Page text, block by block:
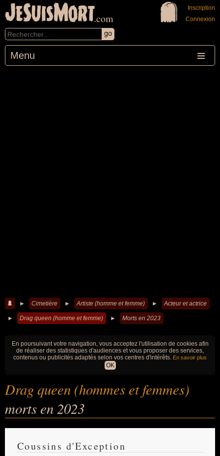
JeSuisMort.com
Menu
Inscription
Connexion
► Cimetière ► Artiste (homme et femme) ► Acteur et actrice
► Drag queen (homme et femme) ► Morts en 2023
En poursuivant votre navigation, vous acceptez l'utilisation de cookies afin
de réaliser des statistiques d'audiences et vous proposer des services,
contenus ou publicités adaptés selon vos centres d'intérêts. En savoir plus
OK
Drag queen (hommes et femmes)
morts en 2023
Coussins d'Exception